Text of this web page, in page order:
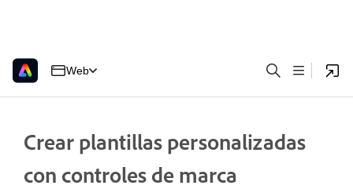
Web
Crear plantillas personalizadas
con controles de marca